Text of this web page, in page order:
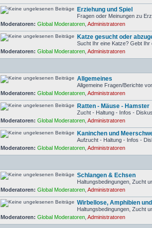
Erziehung und Spiel
Fragen oder Meinungen zu
Moderatoren: Global Moderatoren ,Administratoren
Katze gesucht oder
Sucht Ihr eine Katze? Gebt Ihr
Moderatoren: Global Moderatoren ,Administratoren
Allgemeines
Allgemeine Fragen/Berichte
Moderatoren: Global Moderatoren ,Administratoren
Ratten - Mäuse - Hamster
Zucht - Haltung - Infos -
Moderatoren: Global Moderatoren ,Administratoren
Kaninchen und
Aufzucht - Haltung - Infos -
Moderatoren: Global Moderatoren ,Administratoren
Schlangen & Echsen
Haltungsbedingungen, Zucht
Moderatoren: Global Moderatoren ,Administratoren
Wirbellose, Amphibien
Haltungsbedingungen, Zucht
Moderatoren: Global Moderatoren ,Administratoren